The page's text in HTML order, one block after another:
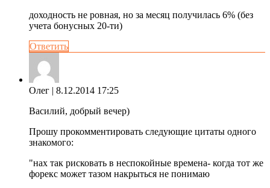
доходность не ровная, но за месяц получилась 6% (без
учета бонусных 20-ти)
Ответить
Олег | 8.12.2014 17:25
Василий, добрый вечер)
Прошу прокомментировать следующие цитаты одного
знакомого:
"нах так рисковать в неспокойные времена- когда тот же
форекс может тазом накрыться не понимаю